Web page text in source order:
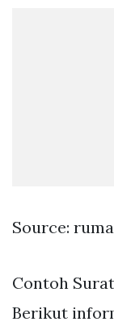
Source:
Contoh
Berikut